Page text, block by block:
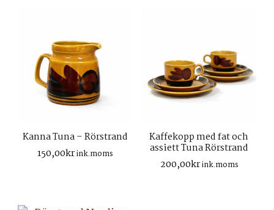
Kanna Tuna – Rörstrand
150,00krink.moms
Kaffekopp med fat och
assiett Tuna Rörstrand
200,00krink.moms